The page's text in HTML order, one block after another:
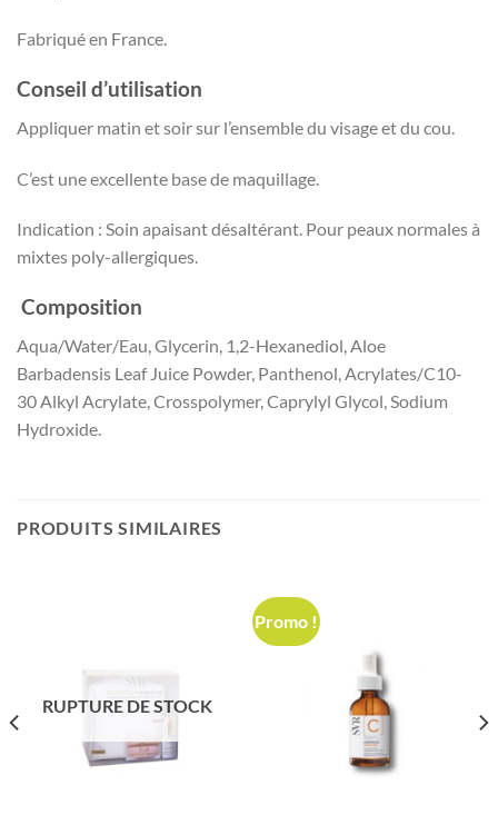
Fabriqué en France.
Conseil d’utilisation
Appliquer matin et soir sur l’ensemble du visage et du cou.
C’est une excellente base de maquillage.
Indication : Soin apaisant désaltérant. Pour peaux normales à
mixtes poly-allergiques.
Composition
Aqua/Water/Eau, Glycerin, 1,2-Hexanediol, Aloe
Barbadensis Leaf Juice Powder, Panthenol, Acrylates/C10-
30 Alkyl Acrylate, Crosspolymer, Caprylyl Glycol, Sodium
Hydroxide.
PRODUITS SIMILAIRES
RUPTURE DE STOCK
Promo !